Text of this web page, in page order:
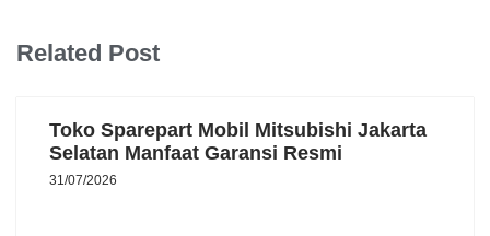
Related Post
Toko Sparepart Mobil Mitsubishi Jakarta
Selatan Manfaat Garansi Resmi
31/07/2026